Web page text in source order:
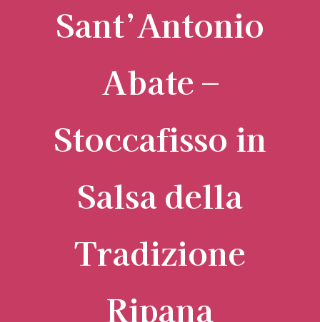
Sant’Antonio
Abate –
Stoccafisso in
Salsa della
Tradizione
Ripana